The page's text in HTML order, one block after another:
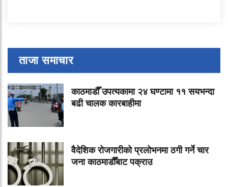
ताजा समाचार
काठमाडौँ उपत्यकामा २४ घण्टामा ११ सयभन्दा
बढी चालक कारबाहीमा
वैदेशिक रोजगारीको प्रलोभनमा ठगी गर्ने चार
जना काठमाडौँबाट पक्राउ